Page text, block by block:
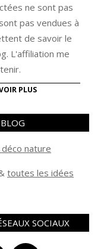
ne sont pas
pas vendues à
de savoir le
L'affiliation me
PLUS
nature
toutes les idées
SOCIAUX